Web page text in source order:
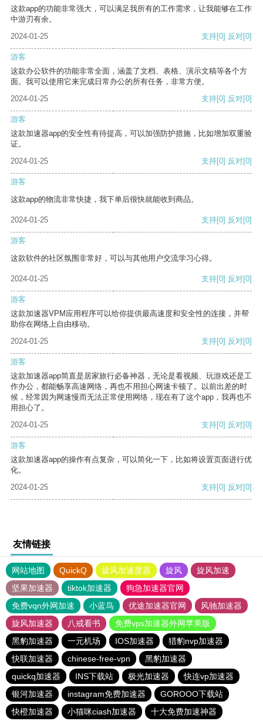
这款app的功能非常强大，可以满足我所有的工作需求，让我能够在工作
中游刃有余。
2024-01-25
支持[0] 反对[0]
游客
这款办公软件的功能非常全面，涵盖了文档、表格、演示文稿等各个方
面。我可以使用它来完成日常办公的所有任务，非常方便。
2024-01-25
支持[0] 反对[0]
游客
这款加速器app的安全性有待提高，可以加强防护措施，比如增加双重验
证。
2024-01-25
支持[0] 反对[0]
游客
这款app的物流非常快捷，我下单后很快就能收到商品。
2024-01-25 支持[0] 反对[0]
游客
这款软件的社区氛围非常好，可以与其他用户交流学习心得。
2024-01-25 支持[0] 反对[0]
游客
这款加速器VPM应用程序可以给你提供最高速度和安全性的连接，并帮
助你在网络上自由移动。
2024-01-25
支持[0] 反对[0]
游客
这款加速器app简直是居家旅行必备神器，无论是看视频、玩游戏还是工
作办公，都能畅享高速网络，再也不用担心网速卡顿了。以前出差的时
候，经常因为网速慢而无法正常使用网络，现在有了这个app，我再也不
用担心了。
2024-01-25
支持[0] 反对[0]
游客
这款加速器app的操作有点复杂，可以简化一下，比如将设置页面进行优
化。
2024-01-25
支持[0] 反对[0]
友情链接
网站地图 QuickQ 旋风加速度器 旋风
旋风加速
坚果加速器
tiktok加速器
狗急加速器官网
免费vqn外网加速
小蓝鸟 优途加速器官网
风驰加速器
旋风加速器
八戒看书
免费vps加速器外网苹果版
黑豹加速器
一元机场 IOS加速器
猎豹nvp加速器
快联加速器
chinese-free-vpn
黑豹加速器
quickq加速器
INS下载站 极光加速器
快连vp加速器
银河加速器
instagram免费加速器
GOROOO下载站
快橙加速器
小猫咪ciash加速器 十大免费加速神器